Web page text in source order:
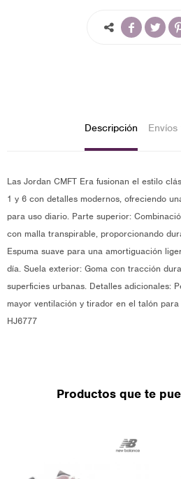
 
Descripción
Las Jordan CMFT Era fusionan el estilo
1 y 6 con detalles modernos, ofreciendo
para uso diario. Parte superior:
con malla transpirable, proporcionando
Espuma suave para una amortiguación
día. Suela exterior: Goma con tracción
superficies urbanas. Detalles adicionales:
mayor ventilación y tirador en el talón
HJ6777
Productos que te